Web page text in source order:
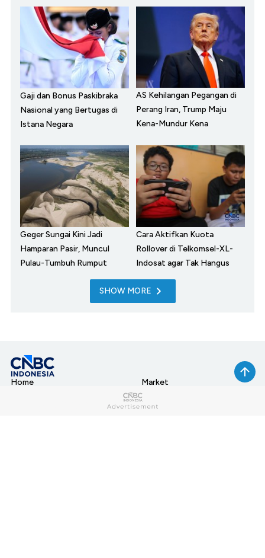
Gaji dan Bonus Paskibraka
Nasional yang Bertugas di
Istana Negara
AS Kehilangan Pegangan di
Perang Iran, Trump Maju
Kena-Mundur Kena
Geger Sungai Kini Jadi
Hamparan Pasir, Muncul
Pulau-Tumbuh Rumput
Cara Aktifkan Kuota
Rollover di Telkomsel-XL-
Indosat agar Tak Hangus
SHOW MORE
Home
Market
News